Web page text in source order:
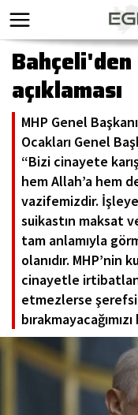
açıklaması
MHP Genel
Ocakları Genel
“Bizi cinayete
hem Allah’a hem
vazifemizdir.
suikastın maksat
tam anlamıyla
olanıdır.
cinayetle
etmezlerse